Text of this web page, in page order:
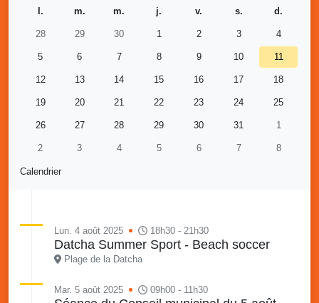
Calendrier
l.
m. m. j. v. s. d.
28 29 30 1 2 3 4
5 6 7 8 9 10 11
12 13 14 15 16 17 18
19 20 21 22 23 24 25
26 27 28 29 30 31 1
2 3 4 5 6 7 8
Lun. 4 août 2025 18h30 - 21h30
Datcha Summer Sport - Beach soccer
Plage de la Datcha
Mar. 5 août 2025 09h00 - 11h30